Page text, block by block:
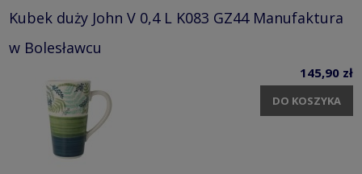
Kubek duży John V 0,4 L K083 GZ44 Manufaktura
w Bolesławcu
145,90 zł
DO KOSZYKA